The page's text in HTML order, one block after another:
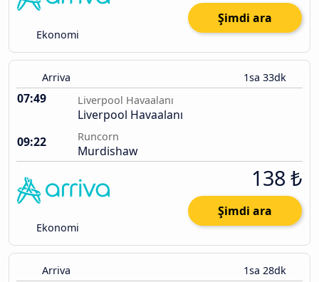
Ekonomi
Şimdi ara
Arriva 1sa 33dk
07:49 Liverpool Havaalanı
Liverpool Havaalanı
09:22
Runcorn
Murdishaw
Ekonomi
138 ₺
Şimdi ara
Arriva 1sa 28dk